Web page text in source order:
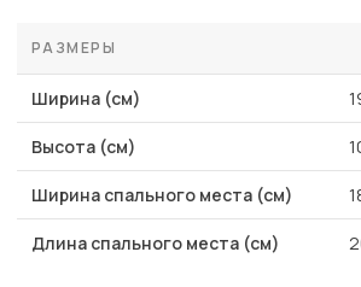
РАЗМЕРЫ
Ширина (см)
Высота (см)
Ширина спального места (см)
Длина спального места (см)